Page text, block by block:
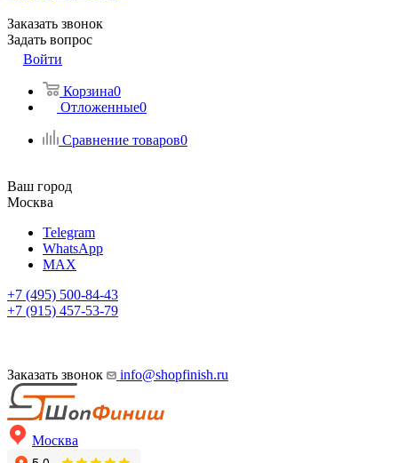
Заказать звонок
Задать вопрос
Войти
Корзина0
Отложенные0
Сравнение товаров0
Ваш город
Москва
Telegram
WhatsApp
MAX
+7 (495) 500-84-43
+7 (915) 457-53-79
Заказать звонок info@shopfinish.ru
Москва